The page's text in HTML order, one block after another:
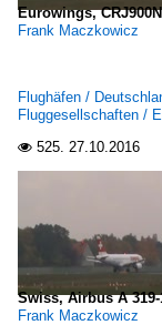
Eurowings,
Frank Maczkowicz
Flughäfen /
Fluggesellschaften /
 525. 27.10.2016
Swiss, Airbus A 319-
Frank Maczkowicz